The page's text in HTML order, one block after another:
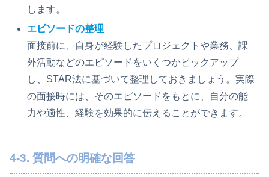
します。
エピソードの整理
面接前に、自身が経験したプロジェクトや業務、課
外活動などのエピソードをいくつかピックアップ
し、STAR法に基づいて整理しておきましょう。実際
の面接時には、そのエピソードをもとに、自分の能
力や適性、経験を効果的に伝えることができます。
4-3. 質問への明確な回答